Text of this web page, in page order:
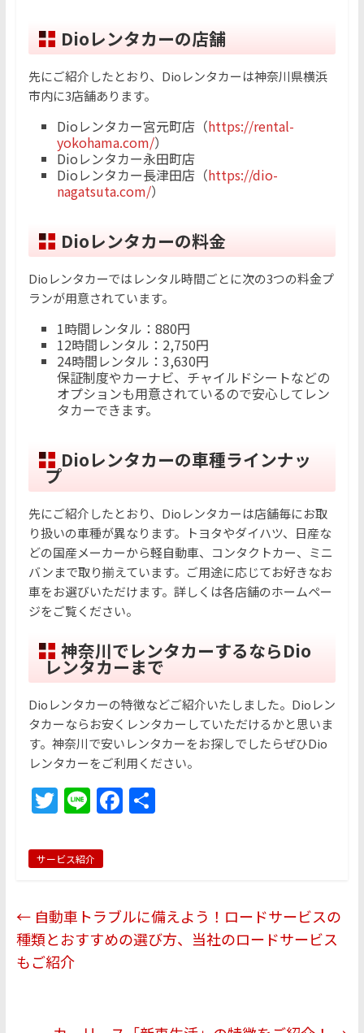
Dioレンタカーの店舗
先にご紹介したとおり、Dioレンタカーは神奈川県横浜
市内に3店舗あります。
Dioレンタカー宮元町店（https://rental-
yokohama.com/）
Dioレンタカー永田町店
Dioレンタカー長津田店（https://dio-
nagatsuta.com/）
Dioレンタカーの料金
Dioレンタカーではレンタル時間ごとに次の3つの料金プ
ランが用意されています。
1時間レンタル：880円
12時間レンタル：2,750円
24時間レンタル：3,630円
保証制度やカーナビ、チャイルドシートなどの
オプションも用意されているので安心してレン
タカーできます。
Dioレンタカーの車種ラインナッ
プ
先にご紹介したとおり、Dioレンタカーは店舗毎にお取
り扱いの車種が異なります。トヨタやダイハツ、日産な
どの国産メーカーから軽自動車、コンタクトカー、ミニ
バンまで取り揃えています。ご用途に応じてお好きなお
車をお選びいただけます。詳しくは各店舗のホームペー
ジをご覧ください。
神奈川でレンタカーするならDio
レンタカーまで
Dioレンタカーの特徴などご紹介いたしました。Dioレン
タカーならお安くレンタカーしていただけるかと思いま
す。神奈川で安いレンタカーをお探しでしたらぜひDio
レンタカーをご利用ください。
T
w
itt
er
Li
n
e
F
a
b
o
o
共
サービス紹介
←自動車トラブルに備えよう！ロードサービスの
種類とおすすめの選び方、当社のロードサービス
もご紹介